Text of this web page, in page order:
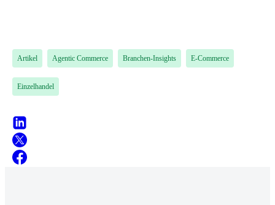
Artikel Agentic Commerce Branchen-Insights E-Commerce
Einzelhandel